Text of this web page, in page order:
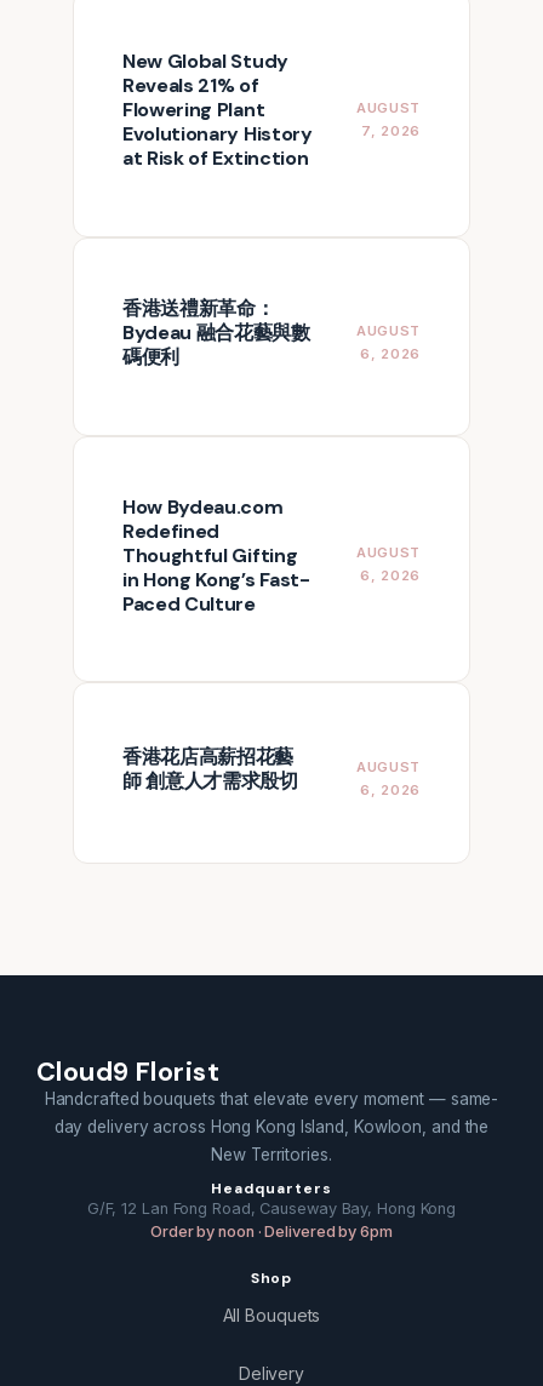
New Global Study
Reveals 21% of
Flowering Plant
Evolutionary History
at Risk of Extinction
AUGUST
7, 2026
香港送禮新革命：
Bydeau 融合花藝與數
碼便利
AUGUST
6, 2026
How Bydeau.com
Redefined
Thoughtful Gifting
in Hong Kong’s Fast-
Paced Culture
AUGUST
6, 2026
香港花店高薪招花藝
師 創意人才需求殷切
AUGUST
6, 2026
Cloud9 Florist
Handcrafted bouquets that elevate every moment — same-
day delivery across Hong Kong Island, Kowloon, and the
New Territories.
Headquarters
G/F, 12 Lan Fong Road, Causeway Bay, Hong Kong
Order by noon · Delivered by 6pm
Shop
All Bouquets
Delivery